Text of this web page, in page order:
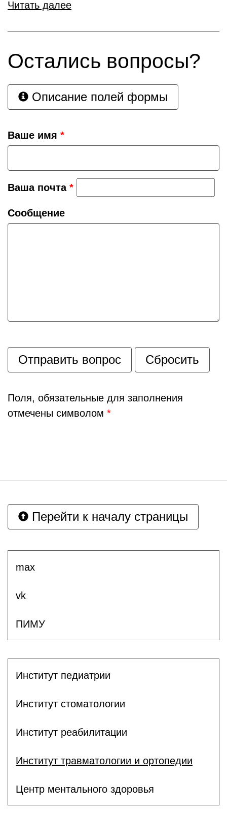
Читать далее
Остались вопросы?
Описание полей формы
Ваше имя *
Ваша почта *
Сообщение
Поля, обязательные для заполнения
отмечены символом *
Перейти к началу страницы
max
vk
ПИМУ
Институт педиатрии
Институт стоматологии
Институт реабилитации
Институт травматологии и ортопедии
Центр ментального здоровья